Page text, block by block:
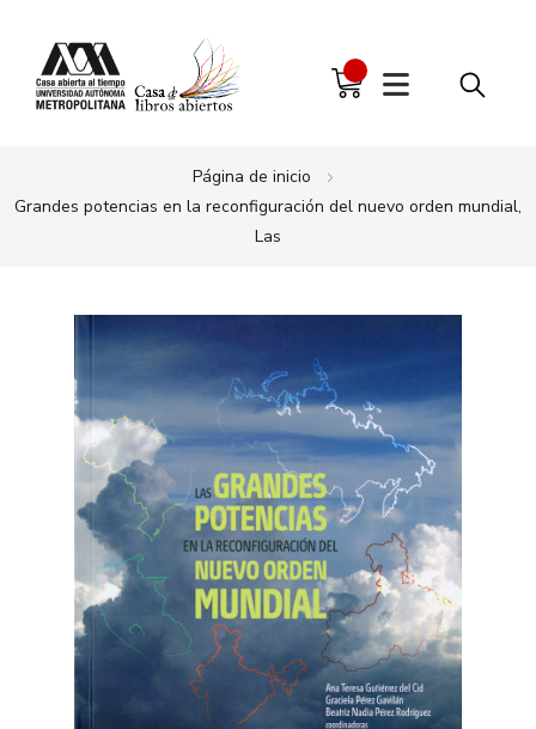
Página de inicio
Grandes potencias en la reconfiguración del nuevo orden mundial,
Las